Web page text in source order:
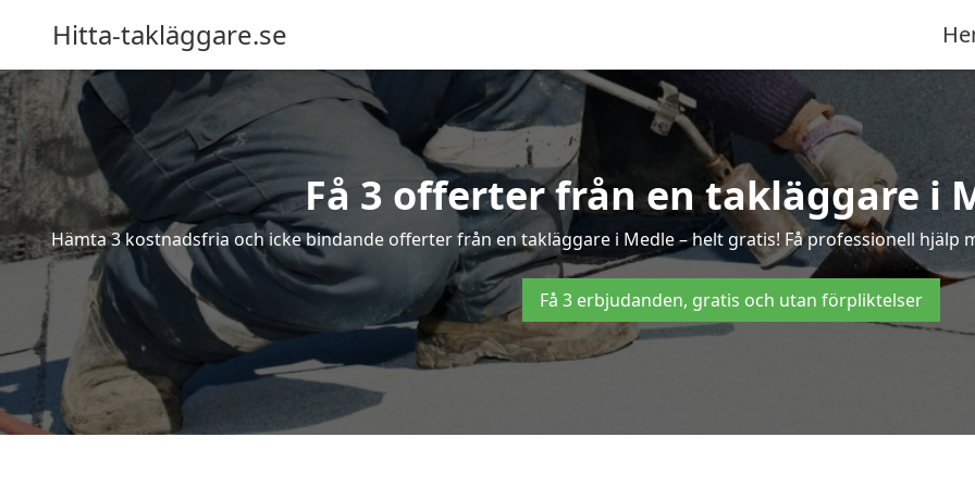
Hitta-takläggare.se
Få 3 offerter från en takläggare i
Hämta 3 kostnadsfria och icke bindande offerter från en takläggare i Medle – helt gratis! Få professionell
Få 3 erbjudanden, gratis och utan förpliktelser